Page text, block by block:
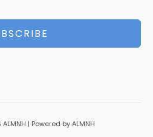
| Powered by ALMNH